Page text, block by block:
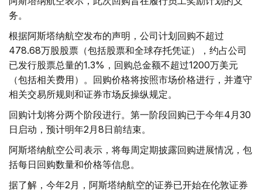
务。
根据阿斯塔纳航空发布的声明，公司计划回购不超过
478.68万股股票（包括股票和全球存托凭证），约占公司
已发行股票总量的1.3%，回购总金额不超过1200万美元
（包括相关费用）。回购价格将按照市场价格进行，并遵守
相关交易所规则和证券市场反操纵规定。
回购计划将分两个阶段进行。第一阶段回购已于今年4月30
日启动，预计明年2月8日前结束。
阿斯塔纳航空公司表示，将每周定期披露回购进展情况，包
括每日回购数量和价格等信息。
据了解，今年2月，阿斯塔纳航空的证券已开始在伦敦证券